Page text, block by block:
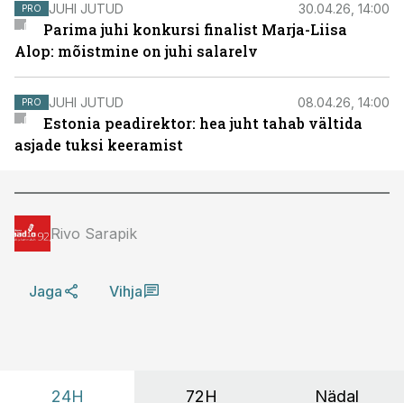
PRO JUHI JUTUD 30.04.26, 14:00
Parima juhi konkursi finalist Marja-Liisa
Alop: mõistmine on juhi salarelv
PRO JUHI JUTUD 08.04.26, 14:00
Estonia peadirektor: hea juht tahab vältida
asjade tuksi keeramist
Rivo Sarapik
Jaga Vihja
24H 72H Nädal